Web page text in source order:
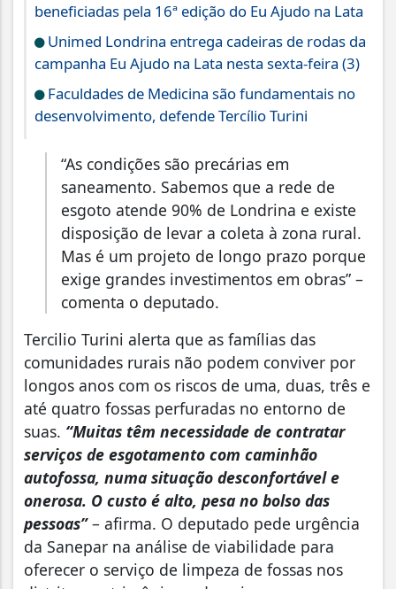
beneficiadas pela 16ª edição do Eu Ajudo na Lata
Unimed Londrina entrega cadeiras de rodas da
campanha Eu Ajudo na Lata nesta sexta-feira (3)
Faculdades de Medicina são fundamentais no
desenvolvimento, defende Tercílio Turini
“As condições são precárias em
saneamento. Sabemos que a rede de
esgoto atende 90% de Londrina e existe
disposição de levar a coleta à zona rural.
Mas é um projeto de longo prazo porque
exige grandes investimentos em obras” –
comenta o deputado.
Tercilio Turini alerta que as famílias das
comunidades rurais não podem conviver por
longos anos com os riscos de uma, duas, três e
até quatro fossas perfuradas no entorno de
suas. “Muitas têm necessidade de contratar
serviços de esgotamento com caminhão
autofossa, numa situação desconfortável e
onerosa. O custo é alto, pesa no bolso das
pessoas”– afirma. O deputado pede urgência
da Sanepar na análise de viabilidade para
oferecer o serviço de limpeza de fossas nos